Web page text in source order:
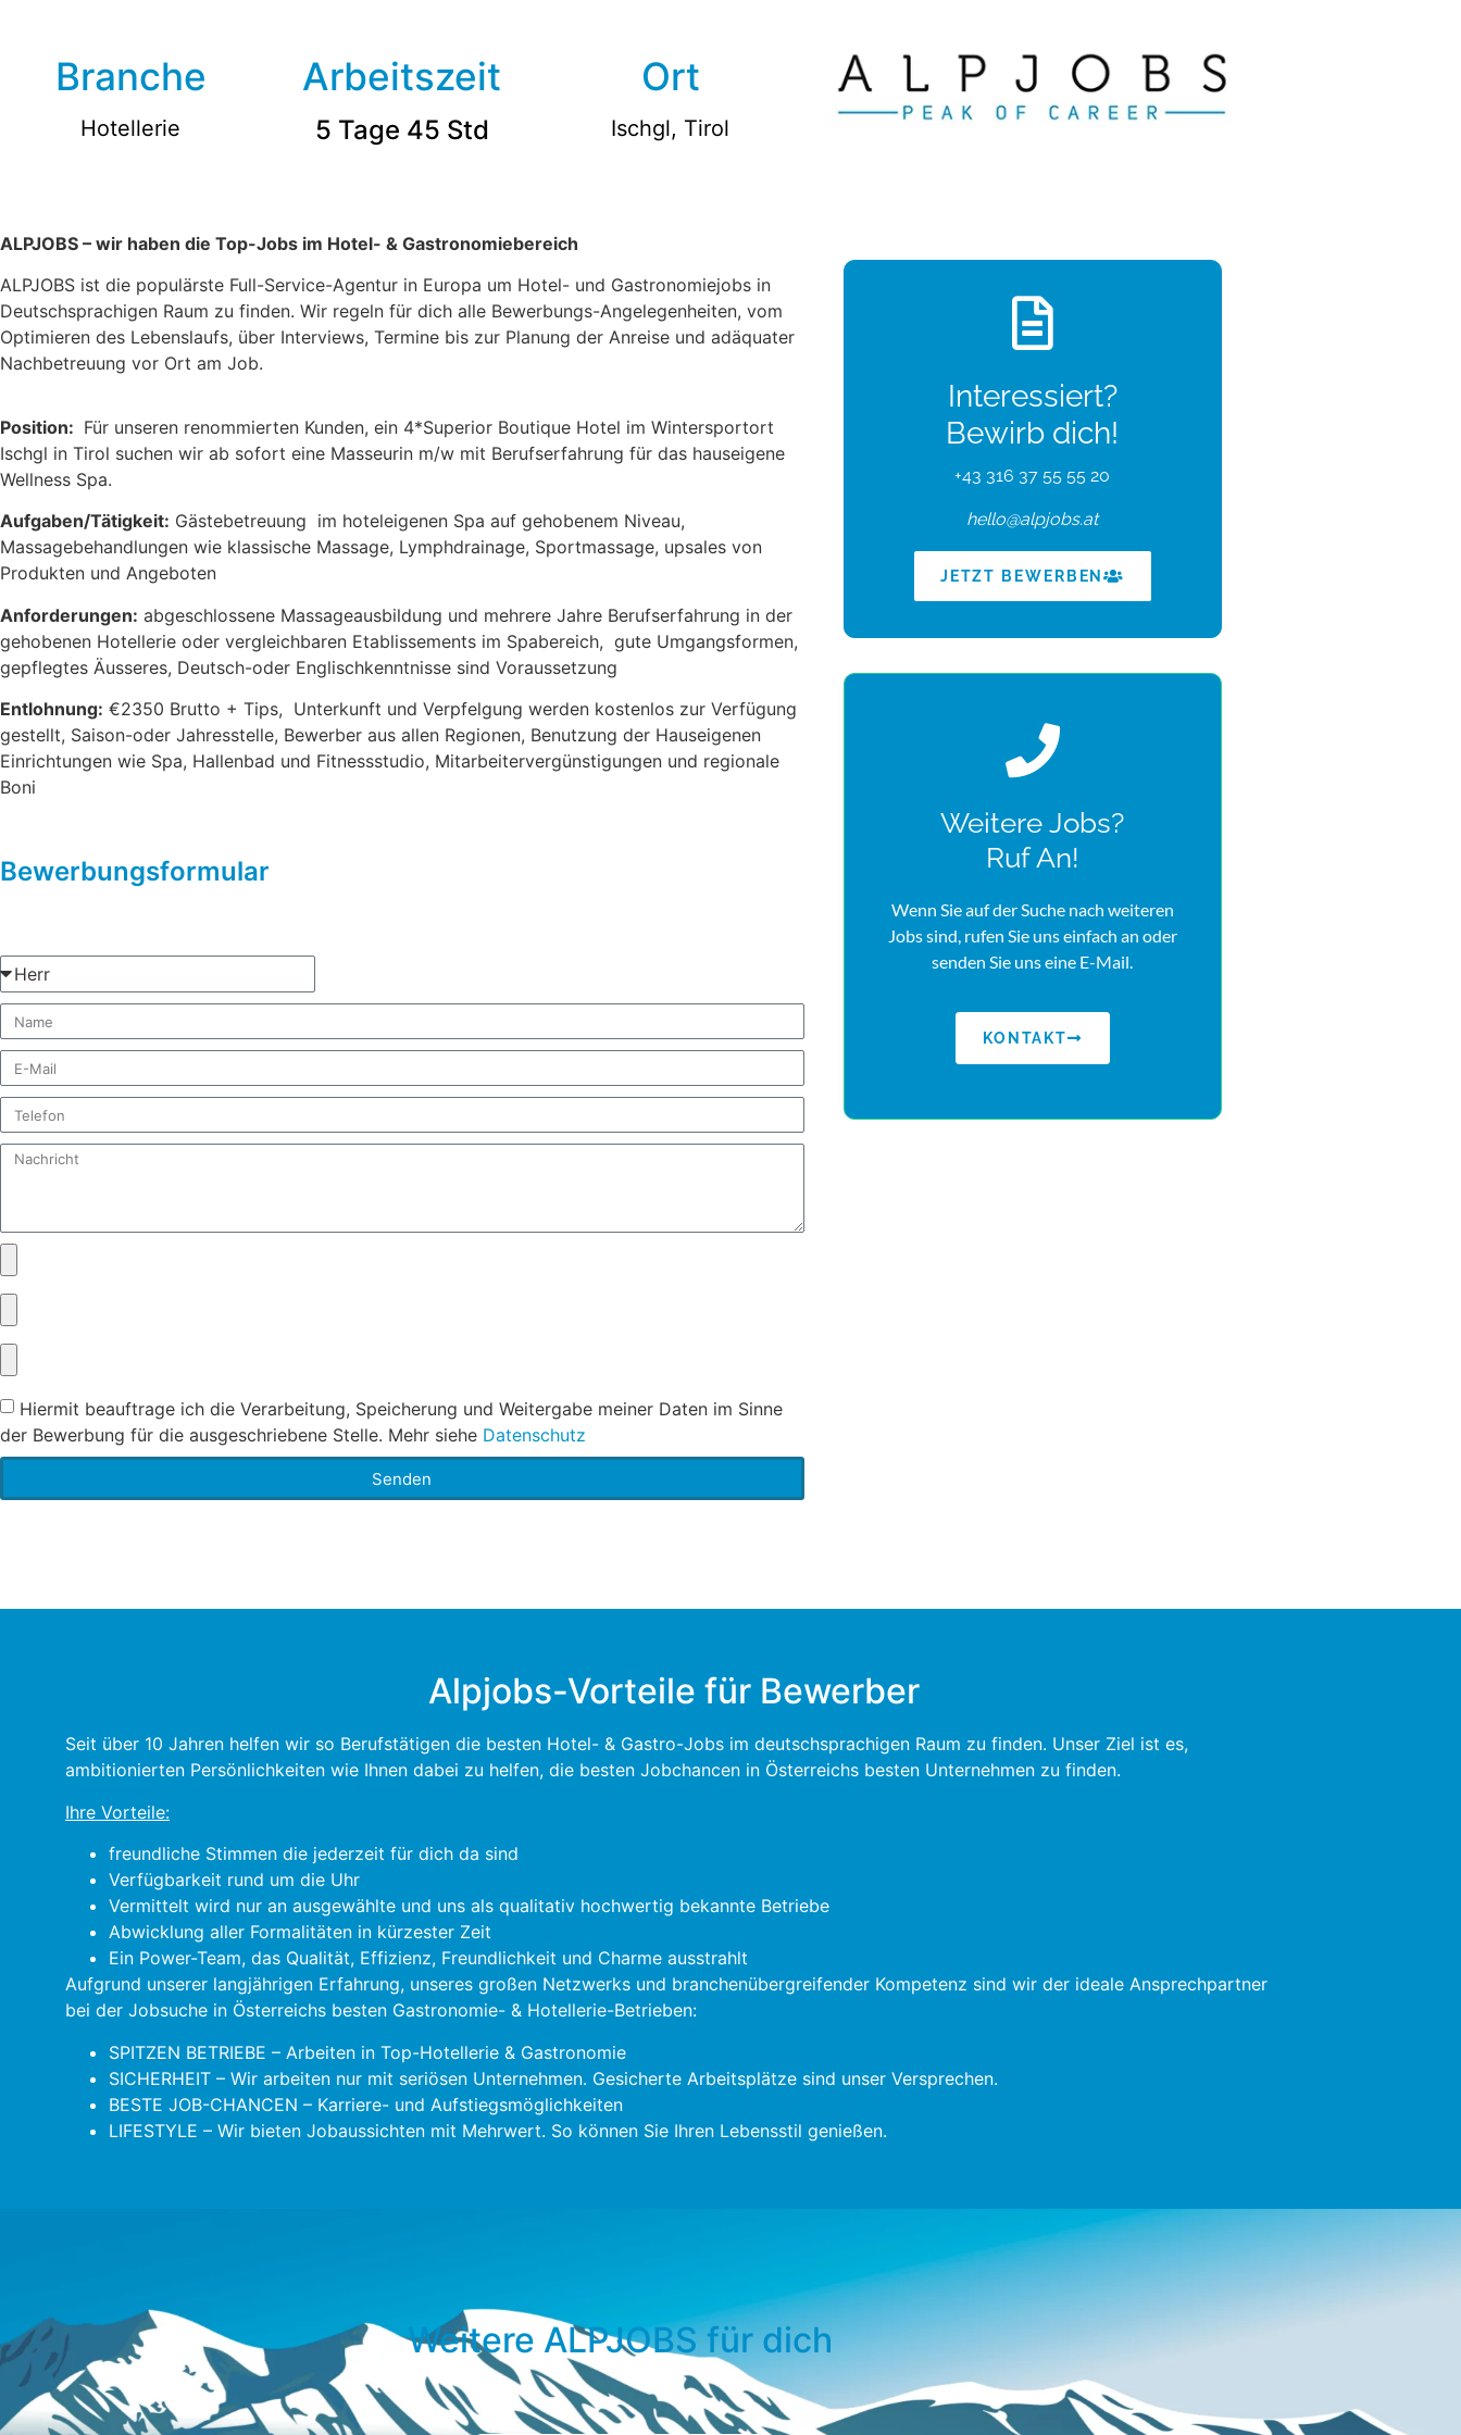
Branche
Hotellerie
Arbeitszeit
5 Tage 45 Std
Ort
Ischgl, Tirol
ALPJOBS – wir haben die Top-Jobs im Hotel- & Gastronomiebereich
ALPJOBS ist die populärste Full-Service-Agentur in Europa um Hotel- und Gastronomiejobs in
Deutschsprachigen Raum zu finden. Wir regeln für dich alle Bewerbungs-Angelegenheiten, vom
Optimieren des Lebenslaufs, über Interviews, Termine bis zur Planung der Anreise und adäquater
Nachbetreuung vor Ort am Job.
Position: Für unseren renommierten Kunden, ein 4*Superior Boutique Hotel im Wintersportort
Ischgl in Tirol suchen wir ab sofort eine Masseurin m/w mit Berufserfahrung für das hauseigene
Wellness Spa.
Aufgaben/Tätigkeit: Gästebetreuung im hoteleigenen Spa auf gehobenem Niveau,
Massagebehandlungen wie klassische Massage, Lymphdrainage, Sportmassage, upsales von
Produkten und Angeboten
Anforderungen: abgeschlossene Massageausbildung und mehrere Jahre Berufserfahrung in der
gehobenen Hotellerie oder vergleichbaren Etablissements im Spabereich, gute Umgangsformen,
gepflegtes Äusseres, Deutsch-oder Englischkenntnisse sind Voraussetzung
Entlohnung: €2350 Brutto + Tips, Unterkunft und Verpfelgung werden kostenlos zur Verfügung
gestellt, Saison-oder Jahresstelle, Bewerber aus allen Regionen, Benutzung der Hauseigenen
Einrichtungen wie Spa, Hallenbad und Fitnessstudio, Mitarbeitervergünstigungen und regionale
Boni
Bewerbungsformular
Hiermit beauftrage ich die Verarbeitung, Speicherung und Weitergabe meiner Daten im Sinne
der Bewerbung für die ausgeschriebene Stelle. Mehr siehe Datenschutz
Senden
Interessiert?
Bewirb dich!
+43 316 37 55 55 20
hello@alpjobs.at
JETZT BEWERBEN
Weitere Jobs?
Ruf An!
Wenn Sie auf der Suche nach weiteren
Jobs sind, rufen Sie uns einfach an oder
senden Sie uns eine E-Mail.
KONTAKT
Alpjobs-Vorteile für Bewerber
Seit über 10 Jahren helfen wir so Berufstätigen die besten Hotel- & Gastro-Jobs im deutschsprachigen Raum zu finden. Unser Ziel ist es,
ambitionierten Persönlichkeiten wie Ihnen dabei zu helfen, die besten Jobchancen in Österreichs besten Unternehmen zu finden.
Ihre Vorteile:
freundliche Stimmen die jederzeit für dich da sind
Verfügbarkeit rund um die Uhr
Vermittelt wird nur an ausgewählte und uns als qualitativ hochwertig bekannte Betriebe
Abwicklung aller Formalitäten in kürzester Zeit
Ein Power-Team, das Qualität, Effizienz, Freundlichkeit und Charme ausstrahlt
Aufgrund unserer langjährigen Erfahrung, unseres großen Netzwerks und branchenübergreifender Kompetenz sind wir der ideale Ansprechpartner
bei der Jobsuche in Österreichs besten Gastronomie- & Hotellerie-Betrieben:
SPITZEN BETRIEBE – Arbeiten in Top-Hotellerie & Gastronomie
SICHERHEIT – Wir arbeiten nur mit seriösen Unternehmen. Gesicherte Arbeitsplätze sind unser Versprechen.
BESTE JOB-CHANCEN – Karriere- und Aufstiegsmöglichkeiten
LIFESTYLE – Wir bieten Jobaussichten mit Mehrwert. So können Sie Ihren Lebensstil genießen.
Weitere ALPJOBS für dich